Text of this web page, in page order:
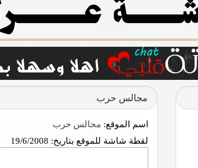
مجالس حرب
اسم الموقع: مجالس حرب
لقطة شاشة للموقع بتاريخ: